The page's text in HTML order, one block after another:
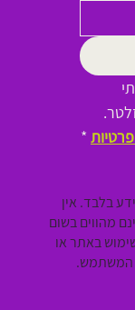
*
בלבד. אין
מהווים בשום
באתר או
המשתמש.